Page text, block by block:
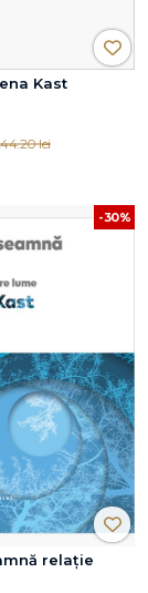
Kast
lei
-30%
relație